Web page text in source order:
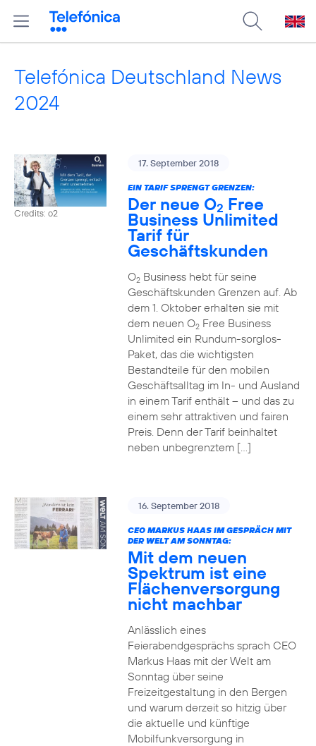
Telefónica Deutschland News
2024
Credits: o2
17. September 2018
EIN TARIF SPRENGT GRENZEN:
Der neue O2 Free
Business Unlimited
Tarif für
Geschäftskunden
O2Business hebt für seine
Geschäftskunden Grenzen auf. Ab
dem 1. Oktober erhalten sie mit
dem neuen O2Free Business
Unlimited ein Rundum-sorglos-
Paket, das die wichtigsten
Bestandteile für den mobilen
Geschäftsalltag im In- und Ausland
in einem Tarif enthält – und das zu
einem sehr attraktiven und fairen
Preis. Denn der Tarif beinhaltet
neben unbegrenztem […]
16. September 2018
CEO MARKUS HAAS IM GESPRÄCH MIT
DER WELT AM SONNTAG:
Mit dem neuen
Spektrum ist eine
Flächenversorgung
nicht machbar
Anlässlich eines
Feierabendgesprächs sprach CEO
Markus Haas mit der Welt am
Sonntag über seine
Freizeitgestaltung in den Bergen
und warum derzeit so hitzig über
die aktuelle und künftige
Mobilfunkversorgung in